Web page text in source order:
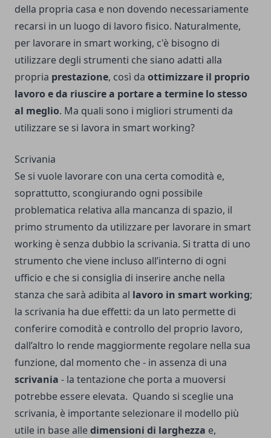
della propria casa e non dovendo necessariamente
recarsi in un luogo di lavoro fisico. Naturalmente,
per lavorare in smart working, c'è bisogno di
utilizzare degli strumenti che siano adatti alla
propria prestazione, così da ottimizzare il proprio
lavoro e da riuscire a portare a termine lo stesso
al meglio. Ma quali sono i migliori strumenti da
utilizzare se si lavora in smart working?
Scrivania
Se si vuole lavorare con una certa comodità e,
soprattutto, scongiurando ogni possibile
problematica relativa alla mancanza di spazio, il
primo strumento da utilizzare per lavorare in smart
working è senza dubbio la scrivania. Si tratta di uno
strumento che viene incluso all’interno di ogni
ufficio e che si consiglia di inserire anche nella
stanza che sarà adibita al lavoro in smart working;
la scrivania ha due effetti: da un lato permette di
conferire comodità e controllo del proprio lavoro,
dall’altro lo rende maggiormente regolare nella sua
funzione, dal momento che - in assenza di una
scrivania - la tentazione che porta a muoversi
potrebbe essere elevata. Quando si sceglie una
scrivania, è importante selezionare il modello più
utile in base alledimensioni di larghezza e,